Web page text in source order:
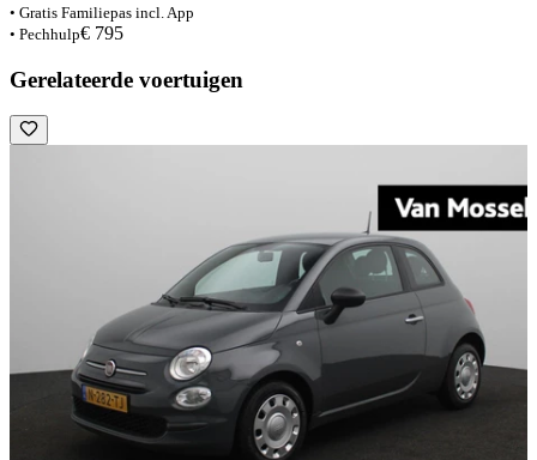
• Gratis Familiepas incl. App
• Pechhulp€ 795
Gerelateerde voertuigen